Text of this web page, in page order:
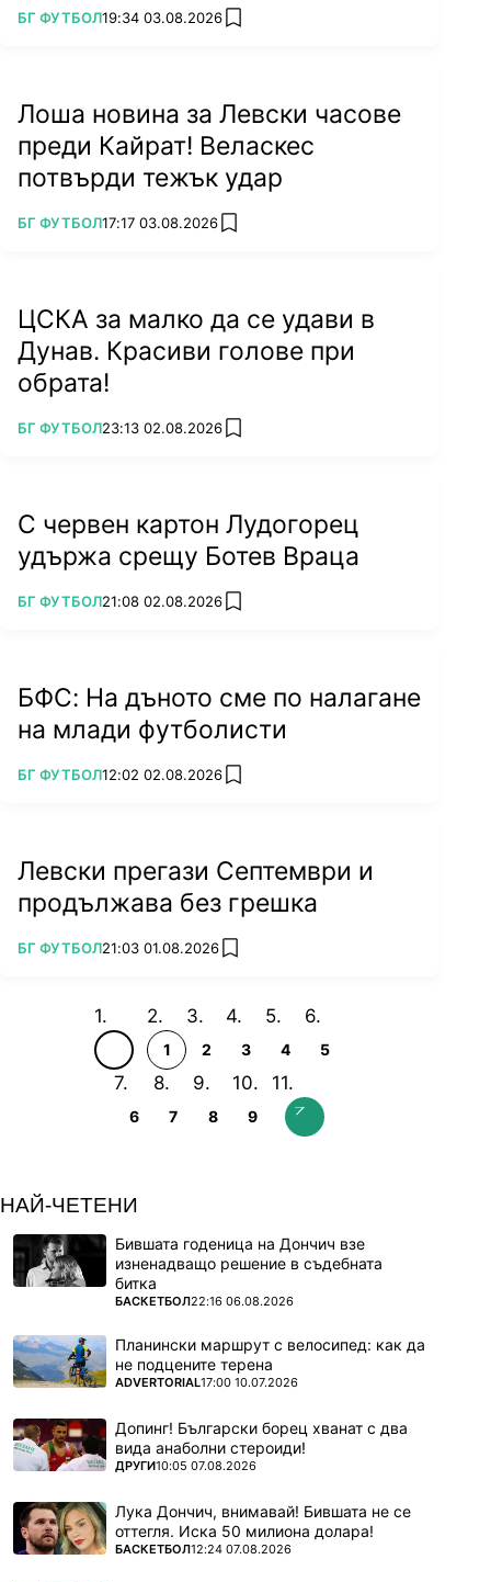
ПОВЕЧЕ ОТ
БГ ФУТБОЛ19:34 03.08.2026 add favorites
Лоша новина за Левски часове
преди Кайрат! Веласкес
потвърди тежък удар
ПОВЕЧЕ ОТ
БГ ФУТБОЛ17:17 03.08.2026 add favorites
ЦСКА за малко да се удави в
Дунав. Красиви голове при
обрата!
ПОВЕЧЕ ОТ
БГ ФУТБОЛ23:13 02.08.2026 add favorites
С червен картон Лудогорец
удържа срещу Ботев Враца
ПОВЕЧЕ ОТ
БГ ФУТБОЛ21:08 02.08.2026 add favorites
БФС: На дъното сме по налагане
на млади футболисти
ПОВЕЧЕ ОТ
БГ ФУТБОЛ12:02 02.08.2026 add favorites
Левски прегази Септември и
продължава без грешка
ПОВЕЧЕ ОТ
БГ ФУТБОЛ21:03 01.08.2026 add favorites
1 2 3 4 5
6 7 8 9
НАЙ-ЧЕТЕНИ
Бившата годеница на Дончич взе
изненадващо решение в съдебната
битка
ПОВЕЧЕ ОТ
БАСКЕТБОЛ22:16 06.08.2026
Планински маршрут с велосипед: как да
не подцените терена
ПОВЕЧЕ ОТ
ADVERTORIAL17:00 10.07.2026
Допинг! Български борец хванат с два
вида анаболни стероиди!
ПОВЕЧЕ ОТ
ДРУГИ10:05 07.08.2026
Лука Дончич, внимавай! Бившата не се
оттегля. Иска 50 милиона долара!
ПОВЕЧЕ ОТ
БАСКЕТБОЛ12:24 07.08.2026